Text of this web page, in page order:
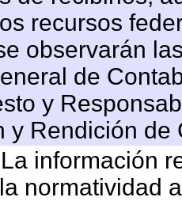
recursos
observarán
de
y
y Rendición
información
normatividad